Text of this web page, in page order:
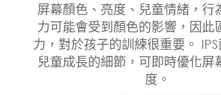
屏幕顏色、亮度、兒童情緒，行
力可能會受到顏色的影響，因此
力，對於孩子的訓練很重要。
兒童成長的細節，可即時優化屏
度。